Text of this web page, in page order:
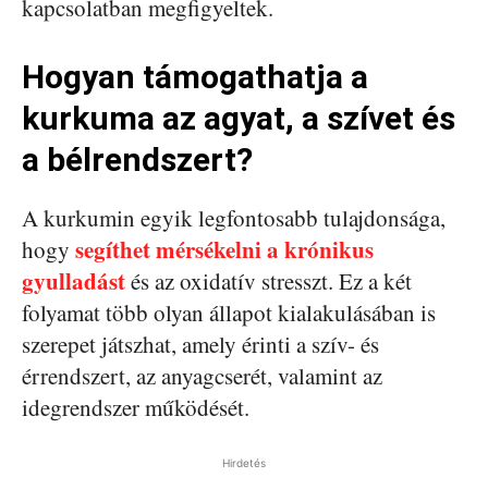
kapcsolatban megfigyeltek.
Hogyan támogathatja a
kurkuma az agyat, a szívet és
a bélrendszert?
A kurkumin egyik legfontosabb tulajdonsága,
hogy segíthet mérsékelni a krónikus
gyulladástés az oxidatív stresszt. Ez a két
folyamat több olyan állapot kialakulásában is
szerepet játszhat, amely érinti a szív- és
érrendszert, az anyagcserét, valamint az
idegrendszer működését.
Hirdetés